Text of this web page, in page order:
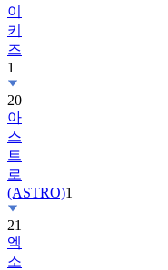
이
키
즈
1
20
아
스
트
로
(ASTRO)1
21
엑
소